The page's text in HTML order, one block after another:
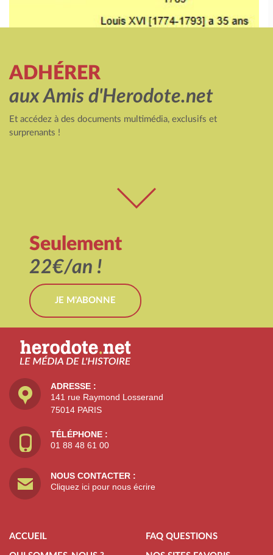
ADHÉRER
aux Amis d'Herodote.net
Et accédez à des documents multimédia, exclusifs et
surprenants !
Seulement
22€/an !
JE M'ABONNE
ADRESSE :
141 rue Raymond Losserand
75014 PARIS
TÉLÉPHONE :
01 88 48 61 00
NOUS CONTACTER :
Cliquez ici pour nous écrire
ACCUEIL FAQ QUESTIONS